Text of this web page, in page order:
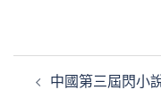
中國第三屆閃小